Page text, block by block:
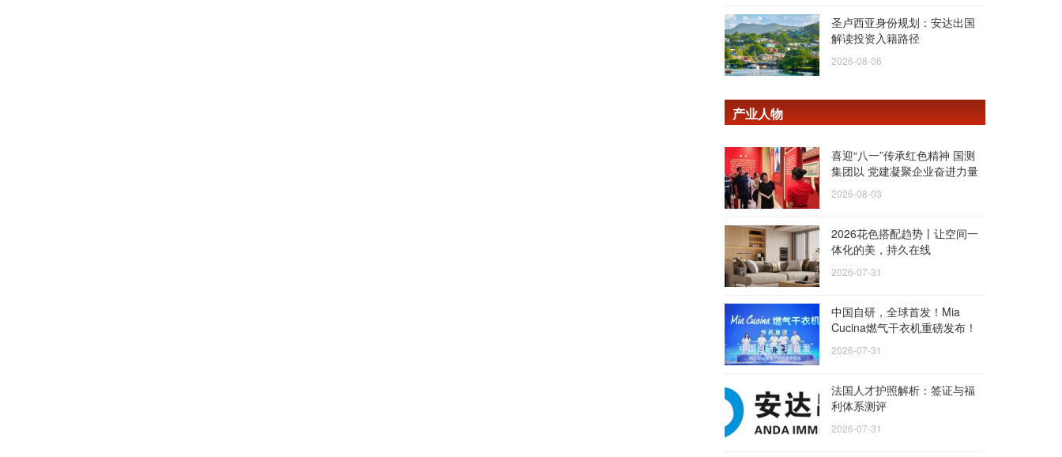
圣卢西亚身份规划：安达出国
解读投资入籍路径
2026-08-06
产业人物
喜迎“八一”传承红色精神 国测
集团以 党建凝聚企业奋进力量
2026-08-03
2026花色搭配趋势丨让空间一
体化的美，持久在线
2026-07-31
中国自研，全球首发！Mia
Cucina燃气干衣机重磅发布！
2026-07-31
法国人才护照解析：签证与福
利体系测评
2026-07-31